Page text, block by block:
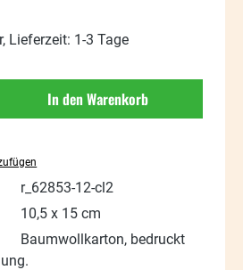
Lieferzeit: 1-3 Tage
Gib den gewünschten
In den Warenkorb
r_62853-12-cl2
10,5 x 15 cm
Baumwollkarton, bedruckt